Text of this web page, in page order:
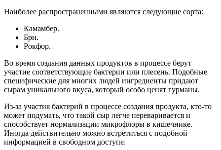
Наиболее распространенными являются следующие сорта:
Камамбер.
Бри.
Рокфор.
Во время создания данных продуктов в процессе берут
участие соответствующие бактерии или плесень. Подобные
специфические для многих людей ингредиенты придают
сырам уникального вкуса, который особо ценят гурманы.
Из-за участия бактерий в процессе создания продукта, кто-то
может подумать, что такой сыр легче переваривается и
способствует нормализации микрофлоры в кишечнике.
Иногда действительно можно встретиться с подобной
информацией в свободном доступе.